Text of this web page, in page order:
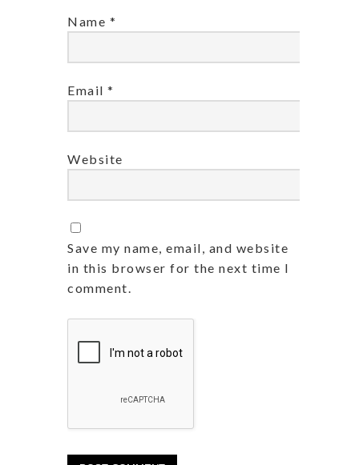
Name *
Email *
Website
Save my name, email, and website
in this browser for the next time I
comment.